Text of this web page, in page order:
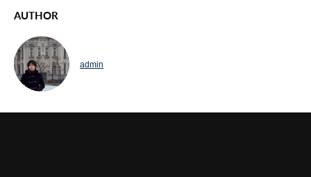
AUTHOR
admin